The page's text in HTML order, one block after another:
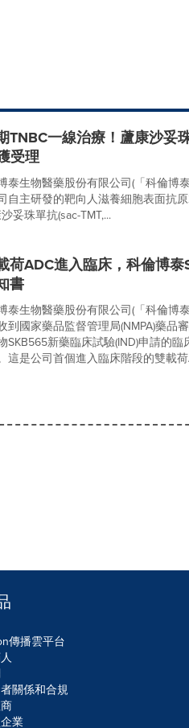
TNBC一線治療！蘆康沙妥
受理
泰生物醫藥股份有限公司(「科倫博
自主研發的靶向人滋養細胞表面抗
妥珠單抗(sac-TMT,...
荷ADC進入臨床，科倫博
書
泰生物醫藥股份有限公司(「科倫博
到國家藥品監督管理局(NMPA)藥品
SKB565新藥臨床試驗(IND)申請的
這是公司首個進入臨床階段的雙載荷
傳播雲平台
關係和合規
業